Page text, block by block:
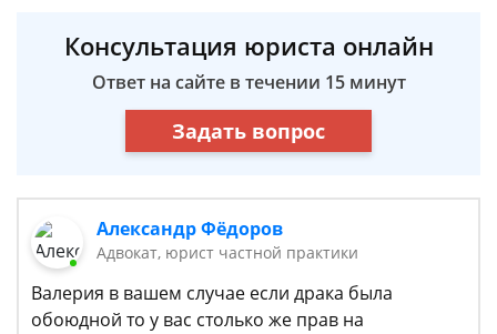
Консультация юриста онлайн
Ответ на сайте в течении 15 минут
Задать вопрос
Александр Фёдоров
Адвокат, юрист частной практики
​Валерия в вашем случае если драка была
обоюдной то у вас столько же прав на